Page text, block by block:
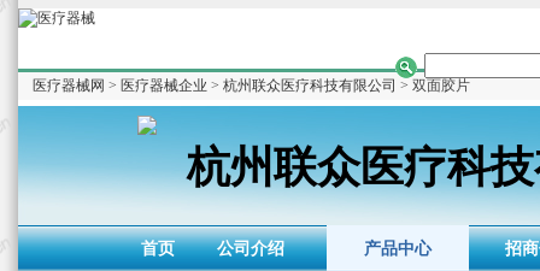
医疗器械网 > 医疗器械企业 > 杭州联众医疗科技有限公司 > 双面胶片
杭州联众医疗科
首页 公司介绍 产品中心 招